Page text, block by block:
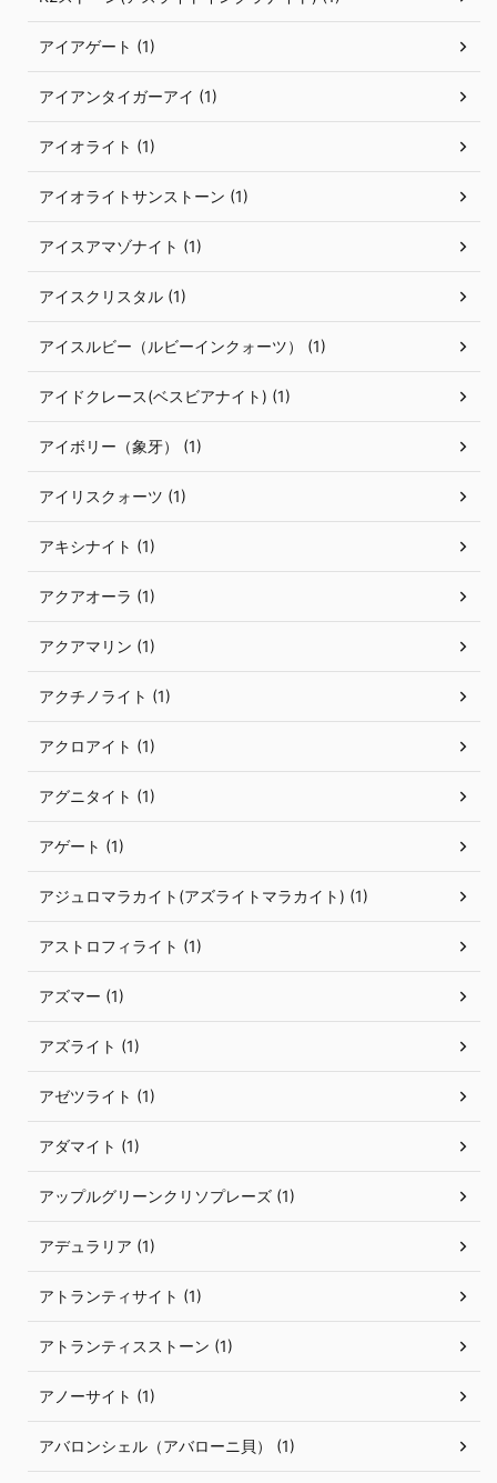
アイアゲート (1)
アイアンタイガーアイ (1)
アイオライト (1)
アイオライトサンストーン (1)
アイスアマゾナイト (1)
アイスクリスタル (1)
アイスルビー（ルビーインクォーツ） (1)
アイドクレース(ベスビアナイト) (1)
アイボリー（象牙） (1)
アイリスクォーツ (1)
アキシナイト (1)
アクアオーラ (1)
アクアマリン (1)
アクチノライト (1)
アクロアイト (1)
アグニタイト (1)
アゲート (1)
アジュロマラカイト(アズライトマラカイト) (1)
アストロフィライト (1)
アズマー (1)
アズライト (1)
アゼツライト (1)
アダマイト (1)
アップルグリーンクリソプレーズ (1)
アデュラリア (1)
アトランティサイト (1)
アトランティスストーン (1)
アノーサイト (1)
アバロンシェル（アバローニ貝） (1)